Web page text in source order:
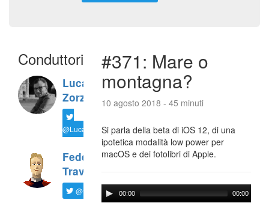
Conduttori
Luca
Zorzi
@LucaTNT
Federico
Travaini
@ftrava
#371: Mare o
montagna?
10 agosto 2018 - 45 minuti
Si parla della beta di iOS 12, di una
ipotetica modalità low power per
macOS e dei fotolibri di Apple.
00:00 00:00